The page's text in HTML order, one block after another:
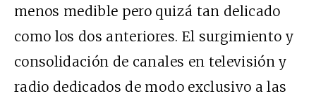
menos medible pero quizá tan delicado
como los dos anteriores. El surgimiento y
consolidación de canales en televisión y
radio dedicados de modo exclusivo a las